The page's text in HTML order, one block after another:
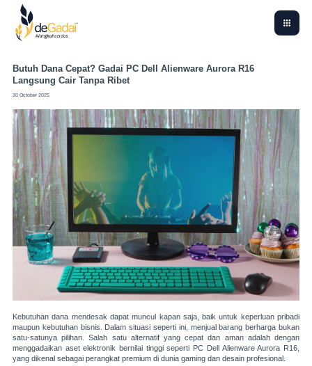
Butuh Dana Cepat? Gadai PC Dell Alienware Aurora R16
Langsung Cair Tanpa Ribet
30 October 2025
Kebutuhan dana mendesak dapat muncul kapan saja, baik untuk keperluan pribadi
maupun kebutuhan bisnis. Dalam situasi seperti ini, menjual barang berharga bukan
satu-satunya pilihan. Salah satu alternatif yang cepat dan aman adalah dengan
menggadaikan aset elektronik bernilai tinggi seperti PC Dell Alienware Aurora R16,
yang dikenal sebagai perangkat premium di dunia gaming dan desain profesional.